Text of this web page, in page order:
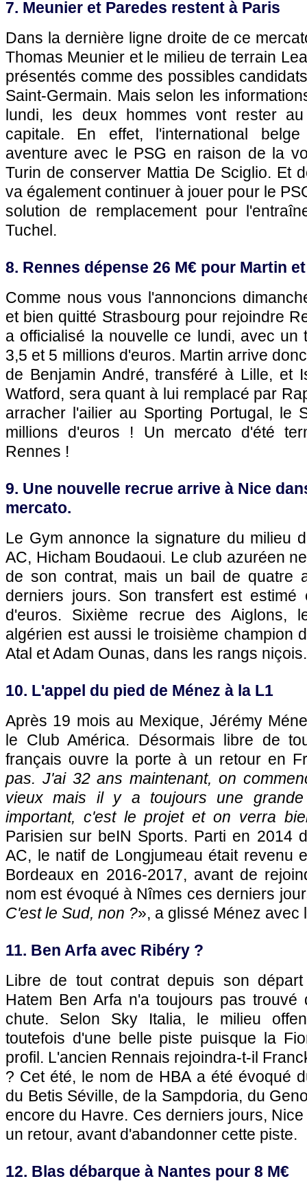
7. Meunier et Paredes restent à Paris
Dans la dernière ligne droite de ce
Thomas Meunier et le milieu de terrain
présentés comme des possibles
Saint-Germain. Mais selon les
lundi, les deux hommes vont rester
capitale. En effet, l'international
aventure avec le PSG en raison de la
Turin de conserver Mattia De Sciglio. Et
va également continuer à jouer pour le
solution de remplacement pour
Tuchel.
8. Rennes dépense 26 M€ pour Martin
Comme nous vous l'annoncions
et bien quitté Strasbourg pour rejoindre
a officialisé la nouvelle ce lundi, avec un
3,5 et 5 millions d'euros. Martin arrive
de Benjamin André, transféré à Lille, et
Watford, sera quant à lui remplacé par
arracher l'ailier au Sporting Portugal, le
millions d'euros ! Un mercato d'été
Rennes !
9. Une nouvelle recrue arrive à Nice
mercato.
Le Gym annonce la signature du milieu
AC, Hicham Boudaoui. Le club azuréen
de son contrat, mais un bail de quatre
derniers jours. Son transfert est
d'euros. Sixième recrue des Aiglons,
algérien est aussi le troisième champion
Atal et Adam Ounas, dans les rangs niçois.
10. L'appel du pied de Ménez à la L1
Après 19 mois au Mexique, Jérémy
le Club América. Désormais libre de
français ouvre la porte à un retour en
pas. J'ai 32 ans maintenant, on
vieux mais il y a toujours une
important, c'est le projet et on verra
Parisien sur beIN Sports. Parti en 2014
AC, le natif de Longjumeau était revenu
Bordeaux en 2016-2017, avant de
nom est évoqué à Nîmes ces derniers
C'est le Sud, non ?», a glissé Ménez avec
11. Ben Arfa avec Ribéry ?
Libre de tout contrat depuis son
Hatem Ben Arfa n'a toujours pas trouvé
chute. Selon Sky Italia, le milieu
toutefois d'une belle piste puisque la
profil. L'ancien Rennais rejoindra-t-il
? Cet été, le nom de HBA a été évoqué
du Betis Séville, de la Sampdoria, du
encore du Havre. Ces derniers jours,
un retour, avant d'abandonner cette piste.
12. Blas débarque à Nantes pour 8 M€